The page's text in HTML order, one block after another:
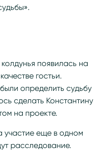
появилась на
гостьи.
определить судьбу
сделать Константину
на проекте.
участие еще в одном
расследование.